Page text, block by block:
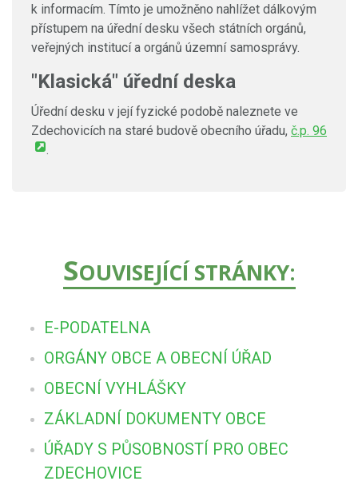
k informacím. Tímto je umožněno nahlížet dálkovým
přístupem na úřední desku všech státních orgánů,
veřejných institucí a orgánů územní samosprávy.
"Klasická" úřední deska
Úřední desku v její fyzické podobě naleznete ve
Zdechovicích na staré budově obecního úřadu, č.p. 96
.
SOUVISEJÍCÍ STRÁNKY:
E-PODATELNA
ORGÁNY OBCE A OBECNÍ ÚŘAD
OBECNÍ VYHLÁŠKY
ZÁKLADNÍ DOKUMENTY OBCE
ÚŘADY S PŮSOBNOSTÍ PRO OBEC
ZDECHOVICE